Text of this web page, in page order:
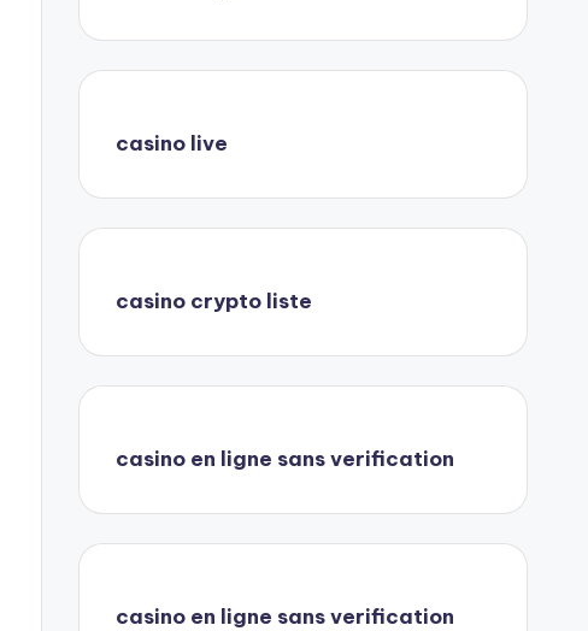
casino live
casino crypto liste
casino en ligne sans verification
casino en ligne sans verification